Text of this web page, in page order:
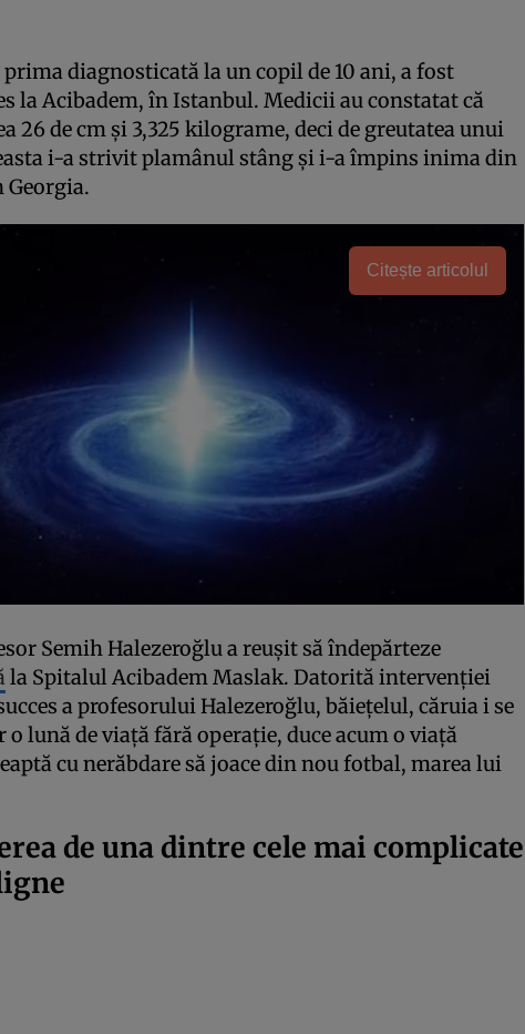
diagnosticată la un copil de 10 ani, a fost
la Acibadem, în Istanbul. Medicii au constatat că
26 de cm și 3,325 kilograme, deci de greutatea unui
i-a strivit plamânul stâng și i-a împins inima din
Citește articolul
Semih Halezeroğlu a reușit să îndepărteze
la Spitalul Acibadem Maslak. Datorită intervenției
a profesorului Halezeroğlu, băiețelul, căruia i se
o lună de viață fără operație, duce acum o viață
cu nerăbdare să joace din nou fotbal, marea lui
de una dintre cele mai complicate